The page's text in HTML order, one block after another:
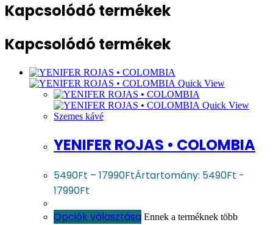
Kapcsolódó termékek
Kapcsolódó termékek
Quick View
Quick View
Szemes kávé
YENIFER ROJAS • COLOMBIA
5490Ft – 17990FtÁrtartomány: 5490Ft -
17990Ft
Opciók választása Ennek a terméknek több